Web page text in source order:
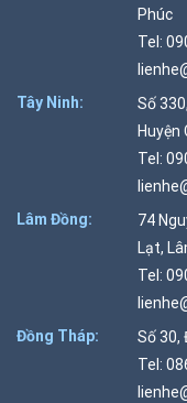
Phúc
Tel:
Tây Ninh:
Số
Huyện
Tel:
Lâm Đồng:
74
Lạt,
Tel:
Đồng Tháp:
Số 30,
Tel: